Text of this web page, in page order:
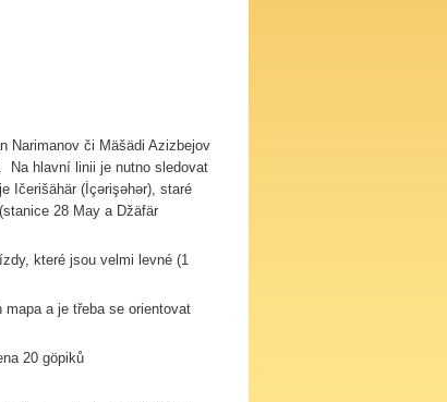
Narimanov či Mäšädi Azizbejov
Na hlavní linii je nutno sledovat
Ičerišähär ( İçərişəhər), staré
28 May a Džäfär
které jsou velmi levné (1
a je třeba se orientovat
20 göpiků